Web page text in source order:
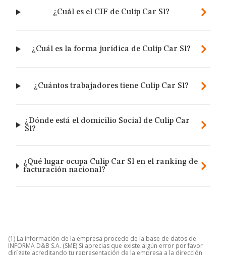
¿Cuál es el CIF de Culip Car Sl?
¿Cuál es la forma jurídica de Culip Car Sl?
¿Cuántos trabajadores tiene Culip Car Sl?
¿Dónde está el domicilio Social de Culip Car
Sl?
¿Qué lugar ocupa Culip Car Sl en el ranking de
facturación nacional?
(1) La información de la empresa procede de la base de datos de
INFORMA D&B S.A. (SME) Si aprecias que existe algún error por favor
dirígete acreditando tu representación de la empresa a la dirección